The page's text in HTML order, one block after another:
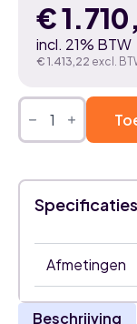
€
incl. 21% BTW
€ 1.413,22 excl.
Mitsubishi
Heavy
Diamond
Hyper
airco
buitenunit
aantal
Specificaties
Afmetingen
Beschrijving